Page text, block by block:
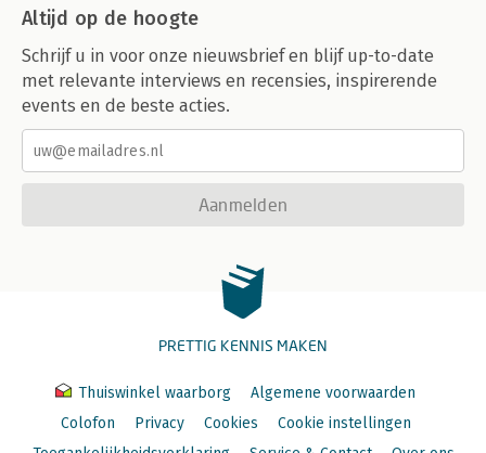
Altijd op de hoogte
Schrijf u in voor onze nieuwsbrief en blijf up-to-date
met relevante interviews en recensies, inspirerende
events en de beste acties.
Aanmelden
PRETTIG KENNIS MAKEN
Thuiswinkel waarborg
Algemene voorwaarden
Colofon
Privacy Cookies
Cookie instellingen